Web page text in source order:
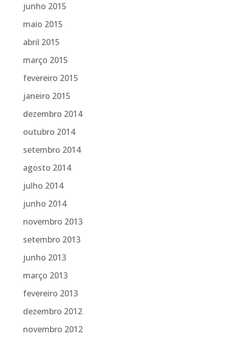
junho 2015
maio 2015
abril 2015
março 2015
fevereiro 2015
janeiro 2015
dezembro 2014
outubro 2014
setembro 2014
agosto 2014
julho 2014
junho 2014
novembro 2013
setembro 2013
junho 2013
março 2013
fevereiro 2013
dezembro 2012
novembro 2012